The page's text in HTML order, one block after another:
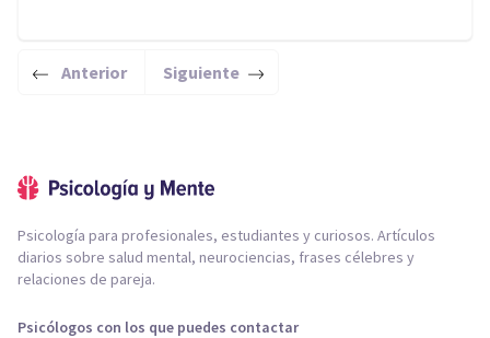
Anterior Siguiente
Psicología para profesionales, estudiantes y curiosos. Artículos
diarios sobre salud mental, neurociencias, frases célebres y
relaciones de pareja.
Psicólogos con los que puedes contactar